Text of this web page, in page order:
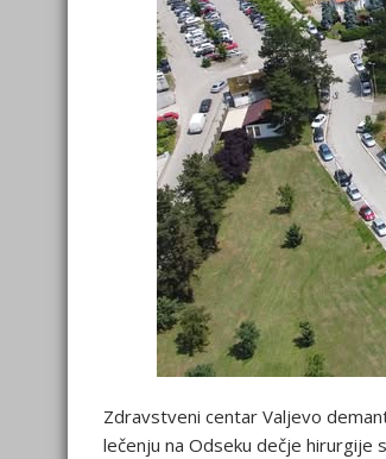
Zdravstveni centar Valjevo
lečenju na Odseku dečje hirurgije